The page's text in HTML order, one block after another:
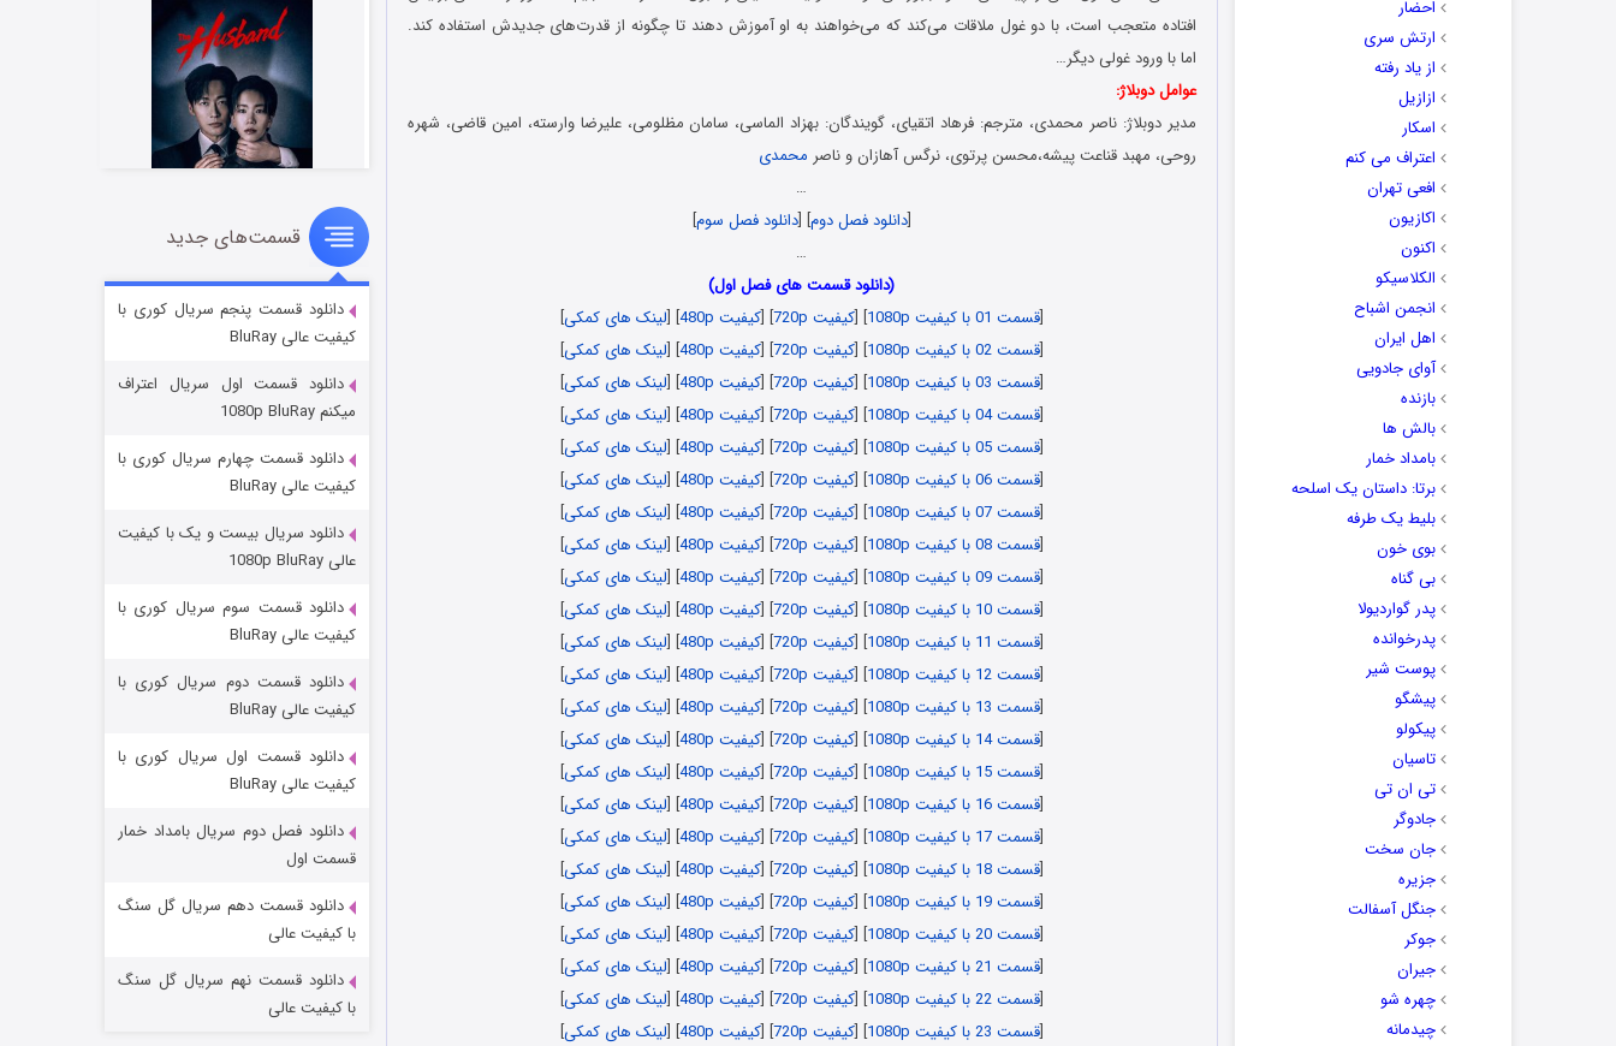
احضار
ارتش سری
از یاد رفته
ازازیل
اسکار
اعتراف می کنم
افعی تهران
اکازیون
اکنون
الکلاسیکو
انجمن اشباح
اهل ایران
آوای جادویی
بازنده
بالش ها
بامداد خمار
برتا: داستان یک اسلحه
بلیط یک‌‌ طرفه
بوی خون
بی گناه
پدر گواردیولا
پدرخوانده
پوست شیر
پیشگو
پیکولو
تاسیان
تی ان تی
جادوگر
جان سخت
جزیره
جنگل آسفالت
جوکر
جیران
چهره شو
چیدمانه
افتاده متعجب است، با دو غول ملاقات می‌کند که می‌خواهند به او آموزش دهند تا چگونه از قدرت‌های جدیدش استفاده کند.
اما با ورود غولی دیگر…
عوامل دوبلاژ:
مدیر دوبلاژ: ناصر محمدی، مترجم: فرهاد اتقیای، گویندگان: بهزاد الماسی، سامان مظلومی، علیرضا وارسته، امین قاضی، شهره
روحی، مهبد قناعت پیشه،محسن پرتوی، نرگس آهازان و ناصر محمدی
…
[دانلود فصل دوم] [دانلود فصل سوم]
…
(دانلود قسمت های فصل اول)
[قسمت 01 با کیفیت 1080p ] [کیفیت 720p ] [کیفیت 480p ] [لینک های کمکی]
[قسمت 02 با کیفیت 1080p ] [کیفیت 720p ] [کیفیت 480p ] [لینک های کمکی]
[قسمت 03 با کیفیت 1080p ] [کیفیت 720p ] [کیفیت 480p ] [لینک های کمکی]
[قسمت 04 با کیفیت 1080p ] [کیفیت 720p ] [کیفیت 480p ] [لینک های کمکی]
[قسمت 05 با کیفیت 1080p ] [کیفیت 720p ] [کیفیت 480p ] [لینک های کمکی]
[قسمت 06 با کیفیت 1080p ] [کیفیت 720p ] [کیفیت 480p ] [لینک های کمکی]
[قسمت 07 با کیفیت 1080p ] [کیفیت 720p ] [کیفیت 480p ] [لینک های کمکی]
[قسمت 08 با کیفیت 1080p ] [کیفیت 720p ] [کیفیت 480p ] [لینک های کمکی]
[قسمت 09 با کیفیت 1080p ] [کیفیت 720p ] [کیفیت 480p ] [لینک های کمکی]
[قسمت 10 با کیفیت 1080p ] [کیفیت 720p ] [کیفیت 480p ] [لینک های کمکی]
[قسمت 11 با کیفیت 1080p ] [کیفیت 720p ] [کیفیت 480p ] [لینک های کمکی]
[قسمت 12 با کیفیت 1080p ] [کیفیت 720p ] [کیفیت 480p ] [لینک های کمکی]
[قسمت 13 با کیفیت 1080p ] [کیفیت 720p ] [کیفیت 480p ] [لینک های کمکی]
[قسمت 14 با کیفیت 1080p ] [کیفیت 720p ] [کیفیت 480p ] [لینک های کمکی]
[قسمت 15 با کیفیت 1080p ] [کیفیت 720p ] [کیفیت 480p ] [لینک های کمکی]
[قسمت 16 با کیفیت 1080p ] [کیفیت 720p ] [کیفیت 480p ] [لینک های کمکی]
[قسمت 17 با کیفیت 1080p ] [کیفیت 720p ] [کیفیت 480p ] [لینک های کمکی]
[قسمت 18 با کیفیت 1080p ] [کیفیت 720p ] [کیفیت 480p ] [لینک های کمکی]
[قسمت 19 با کیفیت 1080p ] [کیفیت 720p ] [کیفیت 480p ] [لینک های کمکی]
[قسمت 20 با کیفیت 1080p ] [کیفیت 720p ] [کیفیت 480p ] [لینک های کمکی]
[قسمت 21 با کیفیت 1080p ] [کیفیت 720p ] [کیفیت 480p ] [لینک های کمکی]
[قسمت 22 با کیفیت 1080p ] [کیفیت 720p ] [کیفیت 480p ] [لینک های کمکی]
[قسمت 23 با کیفیت 1080p ] [کیفیت 720p ] [کیفیت 480p ] [لینک های کمکی]
شوهر
قسمت8 (زیرنویس) منتشر شد
عملیات آپارتمان
مردگان متحرک: شهر مرده ۳
قسمت 2 (زیرنویس) منتشر شد
قسمت‌های جدید
دانلود قسمت پنجم سریال کوری با
کیفیت عالی BluRay
دانلود قسمت اول سریال اعتراف
میکنم 1080p BluRay
دانلود قسمت چهارم سریال کوری با
کیفیت عالی BluRay
دانلود سریال بیست و یک با کیفیت
عالی 1080p BluRay
دانلود قسمت سوم سریال کوری با
کیفیت عالی BluRay
دانلود قسمت دوم سریال کوری با
کیفیت عالی BluRay
دانلود قسمت اول سریال کوری با
کیفیت عالی BluRay
دانلود فصل دوم سریال بامداد خمار
قسمت اول
دانلود قسمت دهم سریال گل سنگ
با کیفیت عالی
دانلود قسمت نهم سریال گل سنگ
با کیفیت عالی